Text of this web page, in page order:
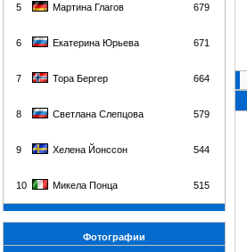
5 Мартина Глагов 679
6 Екатерина Юрьева 671
7 Тора Бергер 664
8 Светлана Слепцова 579
9 Хелена Йонссон 544
10 Микела Понца 515
Фотографии